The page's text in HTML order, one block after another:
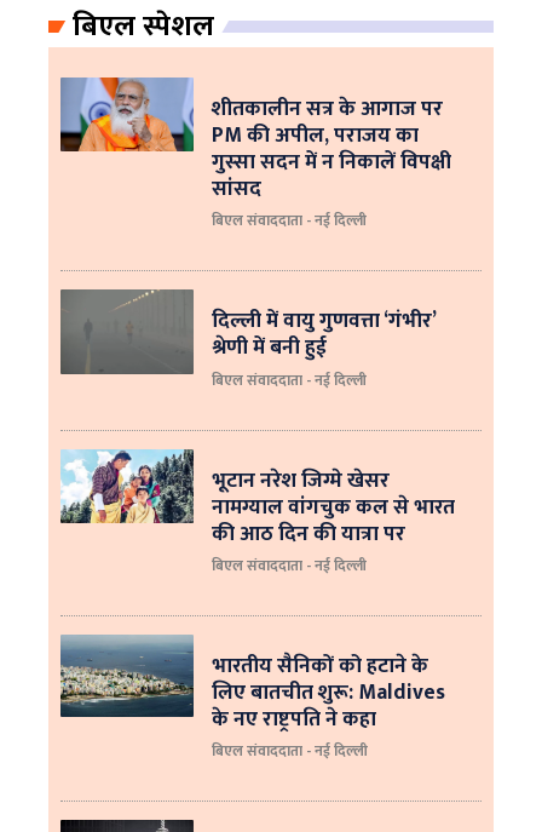
बिएल स्पेशल
शीतकालीन सत्र के आगाज पर
PM की अपील, पराजय का
गुस्सा सदन में न निकालें विपक्षी
सांसद
बिएल संवाददाता - नई दिल्ली
दिल्ली में वायु गुणवत्ता ‘गंभीर’
श्रेणी में बनी हुई
बिएल संवाददाता - नई दिल्ली
भूटान नरेश जिग्मे खेसर
नामग्याल वांगचुक कल से भारत
की आठ दिन की यात्रा पर
बिएल संवाददाता - नई दिल्ली
भारतीय सैनिकों को हटाने के
लिए बातचीत शुरू: Maldives
के नए राष्ट्रपति ने कहा
बिएल संवाददाता - नई दिल्‍ली